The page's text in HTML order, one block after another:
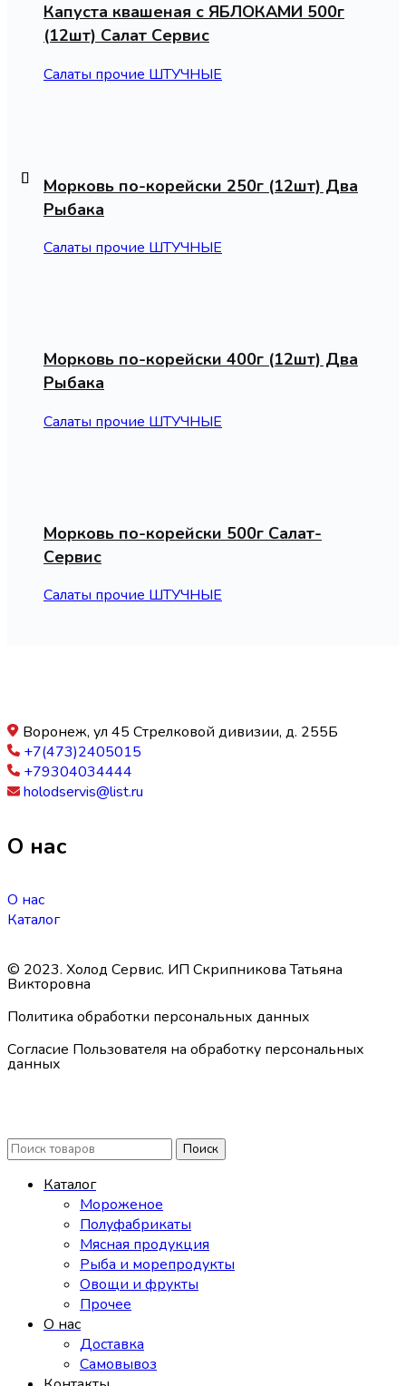
Капуста квашеная с ЯБЛОКАМИ 500г
(12шт) Салат Сервис
Салаты прочие ШТУЧНЫЕ
Морковь по-корейски 250г (12шт) Два
Рыбака
Салаты прочие ШТУЧНЫЕ
Морковь по-корейски 400г (12шт) Два
Рыбака
Салаты прочие ШТУЧНЫЕ
Морковь по-корейски 500г Салат-
Сервис
Салаты прочие ШТУЧНЫЕ
Воронеж, ул 45 Стрелковой дивизии, д. 255Б
+7(473)2405015
+79304034444
holodservis@list.ru
О нас
О нас
Каталог
© 2023. Холод Сервис. ИП Скрипникова Татьяна
Викторовна
Политика обработки персональных данных
Согласие Пользователя на обработку персональных
данных
Поиск
Каталог
Мороженое
Полуфабрикаты
Мясная продукция
Рыба и морепродукты
Овощи и фрукты
Прочее
О нас
Доставка
Самовывоз